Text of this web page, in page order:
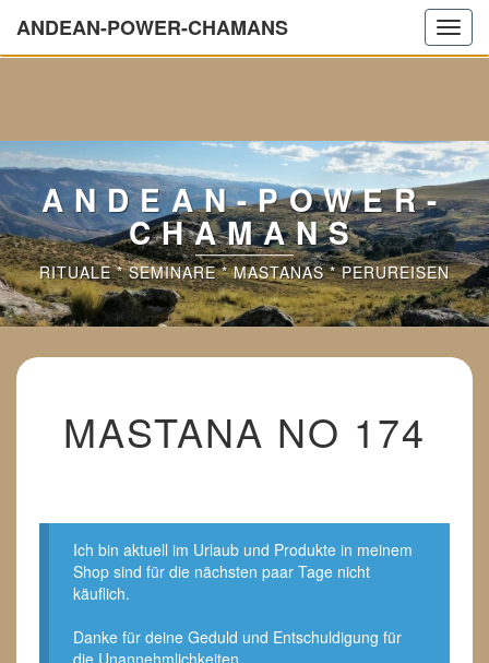
Wir sind aktuell in Urlaub.
ANDEAN-POWER-CHAMANS
ANDEAN-POWER-
CHAMANS
RITUALE * SEMINARE * MASTANAS * PERUREISEN
NO
174
MASTANA NO 174
Ich bin aktuell im Urlaub und Produkte in meinem
Shop sind für die nächsten paar Tage nicht
käuflich.
Danke für deine Geduld und Entschuldigung für
die Unannehmlichkeiten.